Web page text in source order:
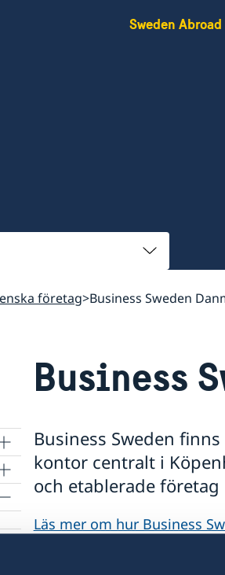
Sweden Abroad
företag Business Sweden
Business
Business Sweden
kontor centralt i
och etablerade
Läs mer om hur Business